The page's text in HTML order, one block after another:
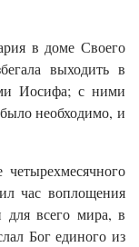
в доме Своего
выходить в
Иосифа; с ними
необходимо, и
четырехмесячного
час воплощения
для всего мира, в
Бог единого из